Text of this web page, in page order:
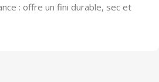
: offre un fini durable, sec et